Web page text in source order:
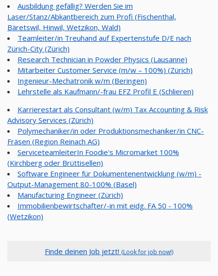
Ausbildung gefällig? Werden Sie im
Laser/Stanz/Abkantbereich zum Profi (Fischenthal,
Bäretswil, Hinwil, Wetzikon, Wald)
Teamleiter/in Treuhand auf Expertenstufe D/E nach
Zürich-City (Zürich)
Research Technician in Powder Physics (Lausanne)
Mitarbeiter Customer Service (m/w – 100%) (Zürich)
Ingenieur-Mechatronik w/m (Beringen)
Lehrstelle als Kaufmann/-frau EFZ Profil E (Schlieren)
Karrierestart als Consultant (w/m) Tax Accounting & Risk
Advisory Services (Zürich)
Polymechaniker/in oder Produktionsmechaniker/in CNC-
Fräsen (Region Reinach AG)
ServiceteamleiterIn Foodie's Micromarket 100%
(Kirchberg oder Brüttisellen)
Software Engineer für Dokumentenentwicklung (w/m) -
Output-Management 80-100% (Basel)
Manufacturing Engineer (Zürich)
Immobilienbewirtschafter/-in mit eidg. FA 50 - 100%
(Wetzikon)
Finde deinen Job jetzt! (Look for job now!)